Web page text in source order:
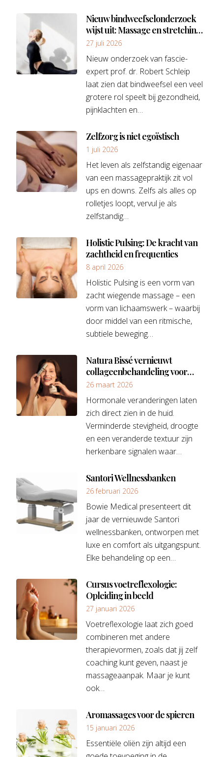
Nieuw bindweefselonderzoek
wijst uit: Massage en stretching
vaak effectiever dan injectables
27 juli 2026
Nieuw onderzoek van fascie-
expert prof. dr. Robert Schleip
laat zien dat bindweefsel een veel
grotere rol speelt bij gezondheid,
pijnklachten en…
Zelfzorg is niet egoïstisch
1 juli 2026
Het leven als zelfstandig eigenaar
van een massagepraktijk zit vol
ups en downs. Zelfs als alles op
rolletjes loopt, vervul je als
zelfstandig…
Holistic Pulsing: De kracht van
zachtheid en frequenties
8 april 2026
Holistic Pulsing is een vorm van
zacht wiegende massage – een
vorm van lichaamswerk – waarbij
door middel van een ritmische,
subtiele beweging…
Natura Bissé vernieuwt
collageenbehandeling voor
hormonale huid
26 maart 2026
Hormonale veranderingen laten
zich direct zien in de huid.
Verminderde stevigheid, droogte
en een veranderde textuur zijn
herkenbare signalen waar…
Santori Wellnessbanken
26 februari 2026
Bowie Medical presenteert dit
jaar de vernieuwde Santori
wellnessbanken, ontworpen met
luxe en comfort als uitgangspunt.
Elke behandeling op een…
Cursus voetreflexologie:
Opleiding in beeld
27 januari 2026
Voetreflexologie laat zich goed
combineren met andere
therapievormen, zoals dat jij zelf
coaching kunt geven, naast je
massageaanpak. Maar je kunt
ook…
Aromassages voor de spieren
15 januari 2026
Essentiële oliën zijn altijd een